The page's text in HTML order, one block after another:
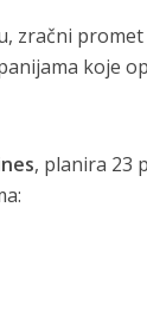
zračni
koje
, planira 23